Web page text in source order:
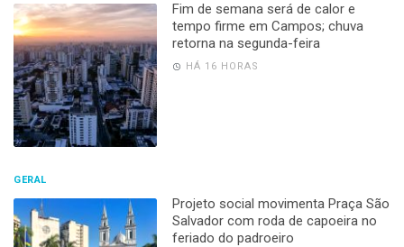
Fim de semana será de calor e
tempo firme em Campos; chuva
retorna na segunda-feira
HÁ 16 HORAS
GERAL
Projeto social movimenta Praça São
Salvador com roda de capoeira no
feriado do padroeiro